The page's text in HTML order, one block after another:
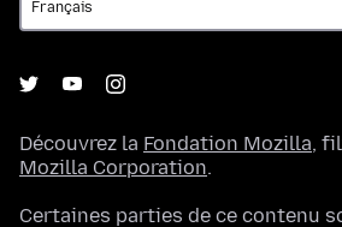
Découvrez la Fondation Mozilla,
Mozilla Corporation.
Certaines parties de ce contenu